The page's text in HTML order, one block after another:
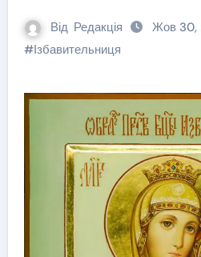
Від Редакція Жов 30,
#Ізбавительниця